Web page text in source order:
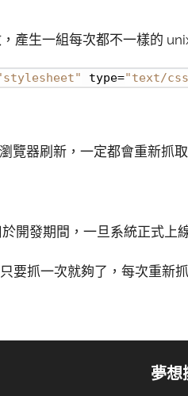
產生一組每次都不一樣的
type="text/
覽器刷新，一定都會重新抓
開發期間，一旦系統正式上
要抓一次就夠了，每次重新
夢想